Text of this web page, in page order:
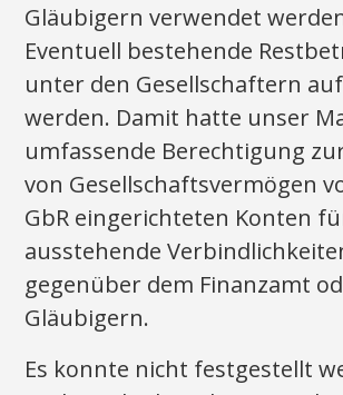
Gläubigern verwendet
Eventuell bestehende
unter den Gesellschaftern
werden. Damit hatte unser
umfassende Berechtigung
von Gesellschaftsvermögen
GbR eingerichteten Konten
ausstehende
gegenüber dem Finanzamt
Gläubigern.
Es konnte nicht festgestellt